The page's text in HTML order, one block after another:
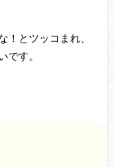
！とツッコまれ、
です。